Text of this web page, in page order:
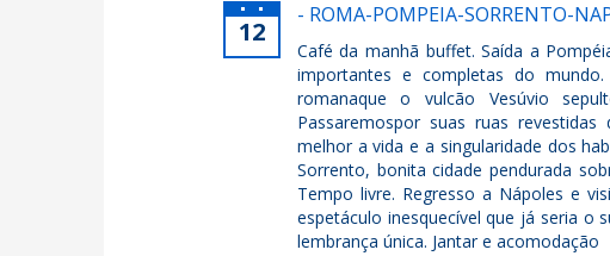
12
- ROMA-POMPEIA-SORRENTO-
Café da manhã buffet. Saída a
importantes e completas do
romanaque o vulcão Vesúvio
Passaremospor suas ruas
melhor a vida e a singularidade dos
Sorrento, bonita cidade pendurada
Tempo livre. Regresso a Nápoles e
espetáculo inesquecível que já seria o
lembrança única. Jantar e acomodação